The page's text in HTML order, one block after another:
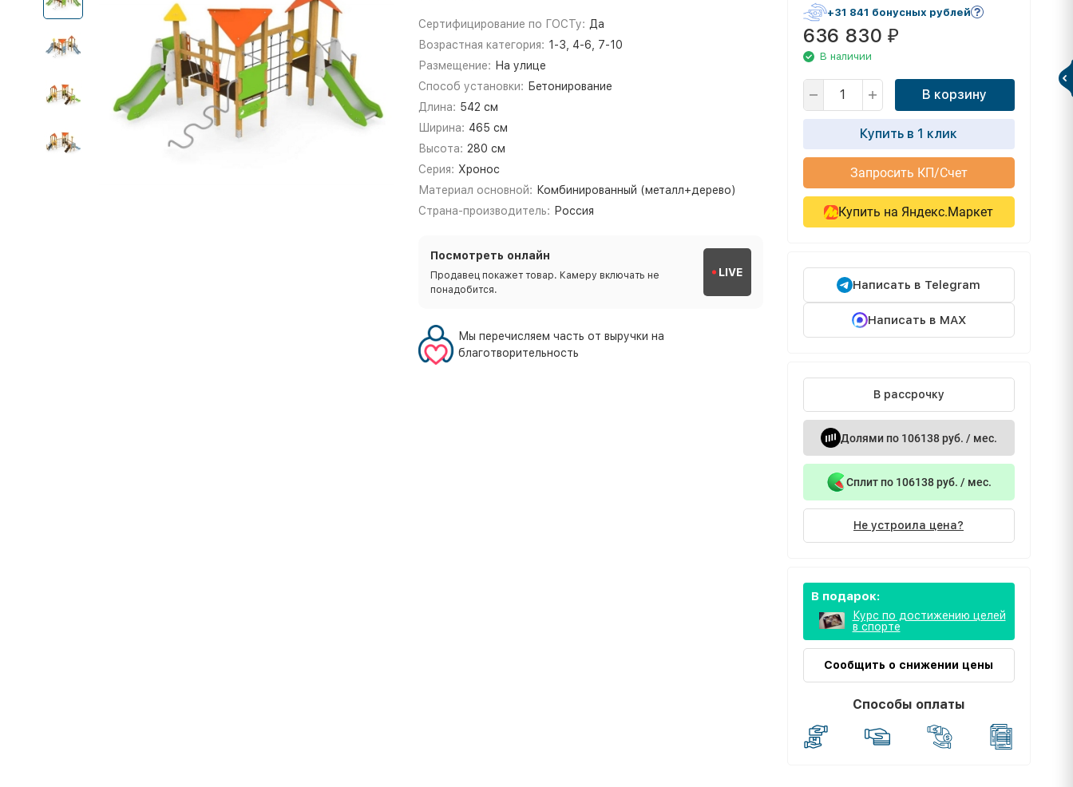
Сертифицирование по ГОСТу: Да
Возрастная категория: 1-3, 4-6, 7-10
Размещение: На улице
Способ установки: Бетонирование
Длина: 542 см
Ширина: 465 см
Высота: 280 см
Серия: Хронос
Материал основной: Комбинированный (металл+дерево)
Страна-производитель: Россия
Посмотреть онлайн
Продавец покажет товар. Камеру включать не
понадобится.
LIVE
Мы перечисляем часть от выручки на
благотворительность
+31 841 бонусных рублей
636 830 ₽
В наличии
В корзину
Купить в 1 клик
Запросить КП/Счет
Купить на Яндекс.Маркет
Написать в Telegram
Написать в MAX
В рассрочку
Долями по 106138 руб. / мес.
Сплит по 106138 руб. / мес.
Не устроила цена?
В подарок:
Курс по достижению целей
в спорте
Сообщить о снижении цены
Способы оплаты